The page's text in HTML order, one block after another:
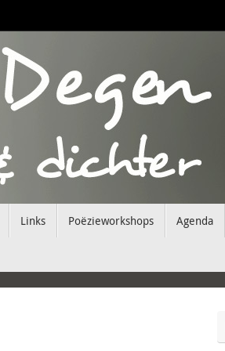
Links Poëzieworkshops Agenda